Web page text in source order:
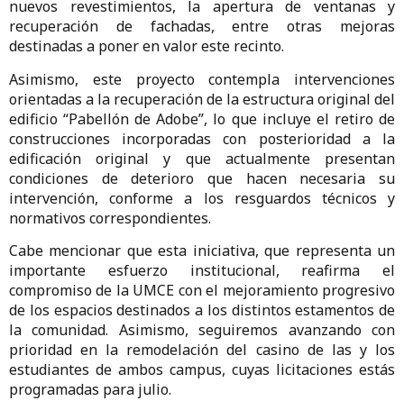
nuevos revestimientos, la apertura de ventanas y
recuperación de fachadas, entre otras mejoras
destinadas a poner en valor este recinto.
Asimismo, este proyecto contempla intervenciones
orientadas a la recuperación de la estructura original del
edificio “Pabellón de Adobe”, lo que incluye el retiro de
construcciones incorporadas con posterioridad a la
edificación original y que actualmente presentan
condiciones de deterioro que hacen necesaria su
intervención, conforme a los resguardos técnicos y
normativos correspondientes.
Cabe mencionar que esta iniciativa, que representa un
importante esfuerzo institucional, reafirma el
compromiso de la UMCE con el mejoramiento progresivo
de los espacios destinados a los distintos estamentos de
la comunidad. Asimismo, seguiremos avanzando con
prioridad en la remodelación del casino de las y los
estudiantes de ambos campus, cuyas licitaciones estás
programadas para julio.